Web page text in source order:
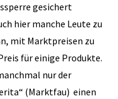
gesichert
hier manche Leute zu
mit Marktpreisen zu
für einige Produkte.
nur der
(Marktfau) einen